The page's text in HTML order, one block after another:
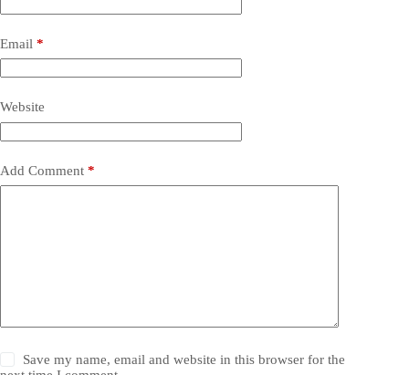
Email *
Website
Add Comment *
Save my name, email and website in this browser for the